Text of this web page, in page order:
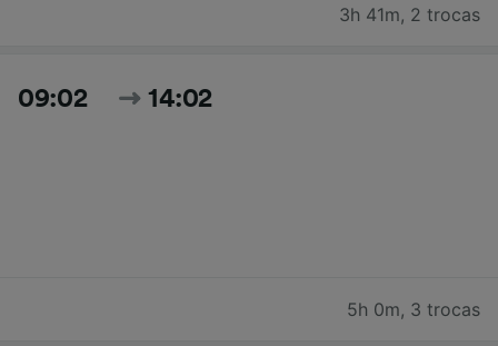
3h 41m, 2 trocas
09:02 14:02
5h 0m, 3 trocas